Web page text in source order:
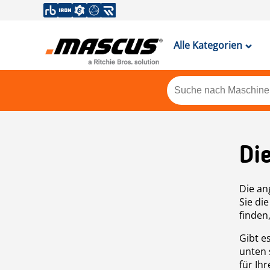
Alle Kategorien
Die
Sie
Gibt
unten
für